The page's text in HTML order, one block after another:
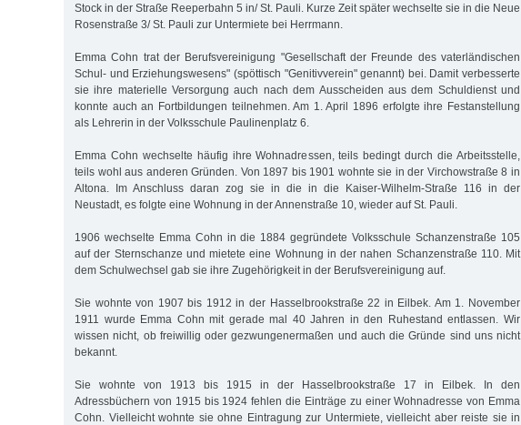
Stock in der Straße Reeperbahn 5 in/ St. Pauli. Kurze Zeit später wechselte sie in die Neue
Rosenstraße 3/ St. Pauli zur Untermiete bei Herrmann.
Emma Cohn trat der Berufsvereinigung "Gesellschaft der Freunde des vaterländischen
Schul- und Erziehungswesens" (spöttisch "Genitivverein" genannt) bei. Damit verbesserte
sie ihre materielle Versorgung auch nach dem Ausscheiden aus dem Schuldienst und
konnte auch an Fortbildungen teilnehmen. Am 1. April 1896 erfolgte ihre Festanstellung
als Lehrerin in der Volksschule Paulinenplatz 6.
Emma Cohn wechselte häufig ihre Wohnadressen, teils bedingt durch die Arbeitsstelle,
teils wohl aus anderen Gründen. Von 1897 bis 1901 wohnte sie in der Virchowstraße 8 in
Altona. Im Anschluss daran zog sie in die in die Kaiser-Wilhelm-Straße 116 in der
Neustadt, es folgte eine Wohnung in der Annenstraße 10, wieder auf St. Pauli.
1906 wechselte Emma Cohn in die 1884 gegründete Volksschule Schanzenstraße 105
auf der Sternschanze und mietete eine Wohnung in der nahen Schanzenstraße 110. Mit
dem Schulwechsel gab sie ihre Zugehörigkeit in der Berufsvereinigung auf.
Sie wohnte von 1907 bis 1912 in der Hasselbrookstraße 22 in Eilbek. Am 1. November
1911 wurde Emma Cohn mit gerade mal 40 Jahren in den Ruhestand entlassen. Wir
wissen nicht, ob freiwillig oder gezwungenermaßen und auch die Gründe sind uns nicht
bekannt.
Sie wohnte von 1913 bis 1915 in der Hasselbrookstraße 17 in Eilbek. In den
Adressbüchern von 1915 bis 1924 fehlen die Einträge zu einer Wohnadresse von Emma
Cohn. Vielleicht wohnte sie ohne Eintragung zur Untermiete, vielleicht aber reiste sie in